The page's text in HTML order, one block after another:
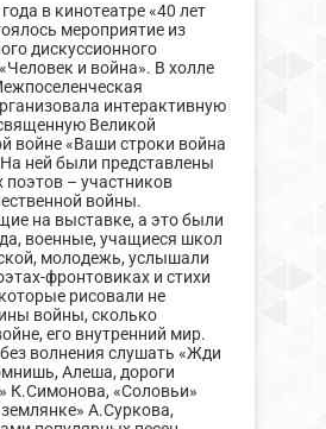
в кинотеатре «40 лет
мероприятие из
дискуссионного
и война». В холле
интерактивную
Великой
войне «Ваши строки война
ней были представлены
поэтов – участников
войны.
на выставке, а это были
военные, учащиеся школ
молодежь, услышали
фронтовиках и стихи
рисовали не
войны, сколько
его внутренний мир.
волнения слушать «Жди
Алеша, дороги
«Соловьи»
А.Суркова,